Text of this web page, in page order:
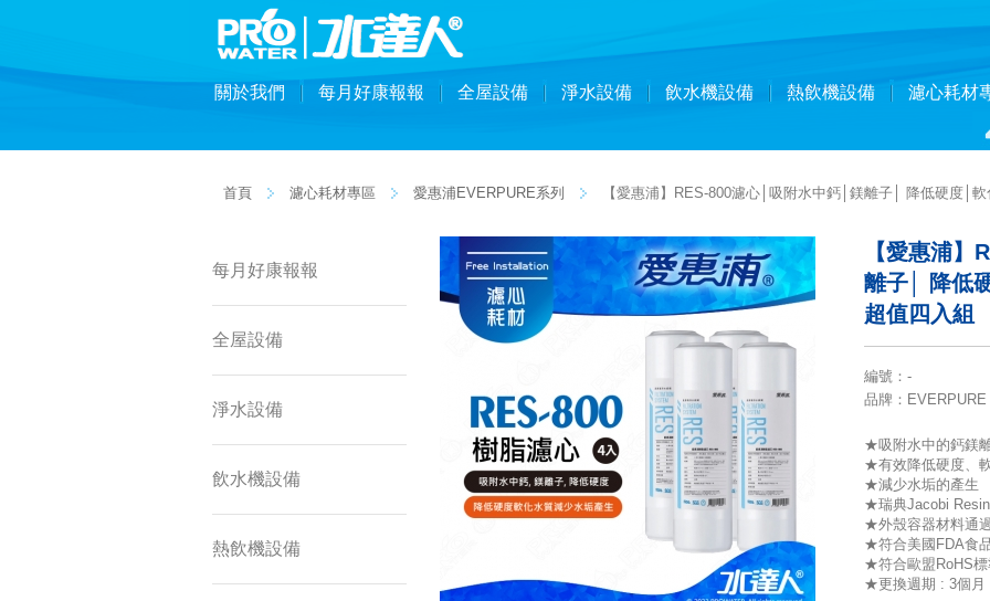
關於我們 每月好康報報 全屋設備 淨水設備 飲水機設備 熱飲機設備 濾心耗材
首頁 濾心耗材專區 愛惠浦EVERPURE系列 【愛惠浦】RES-800濾心│吸附水中鈣│鎂離子│ 降低硬度│
每月好康報報
全屋設備
淨水設備
飲水機設備
熱飲機設備
【愛惠浦
離子│ 降低
超值四入組
編號 ： -
品牌 ：EVERPURE
★吸附水中的鈣鎂
★有效降低硬度、
★減少水垢的產生
★瑞典Jacobi
★外殼容器材料通
★符合美國FDA食
★符合歐盟RoHS標
★更換週期 : 3個月